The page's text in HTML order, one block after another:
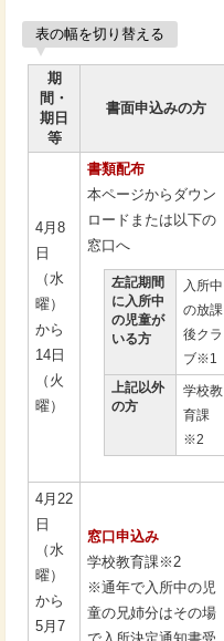
表の幅を切り替える
期
間・
期日
等
書面申込みの方
4月8
日
（水
曜）
から
14日
（火
曜）
書類配布
本ページからダウン
ロードまたは以下の
窓口へ
左記期間
に入所中
の児童が
いる方
入所中
の放課
後クラ
ブ※1
上記以外
の方
学校教
育課
※2
4月22
日
（水
曜）
から
5月7
窓口申込み
学校教育課※2
※通年で入所中の児
童の兄姉分はその場